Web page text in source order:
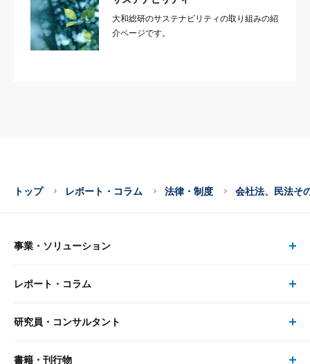
大和総研のサステナビリティの取り組みの紹
介ページです。
トップ レポート・コラム 法律・制度 会社法、民法そ
事業・ソリューション
事業・ソリューション トップ
リサーチ
レポート・コラム
レポート・コラム トップ
研究員・コンサルタント
研究員・コンサルタント トップ
書籍・刊行物